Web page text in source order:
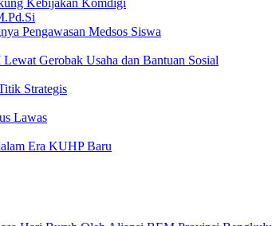
Kebijakan Komdigi
Pengawasan Medsos Siswa
Gerobak Usaha dan Bantuan Sosial
Strategis
Lawas
Era KUHP Baru